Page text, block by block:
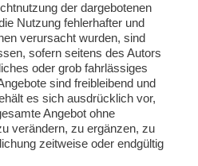
der dargebotenen
Nutzung fehlerhafter und
verursacht wurden, sind
sofern seitens des Autors
oder grob fahrlässiges
sind freibleibend und
es sich ausdrücklich vor,
Angebot ohne
verändern, zu ergänzen, zu
zeitweise oder endgültig